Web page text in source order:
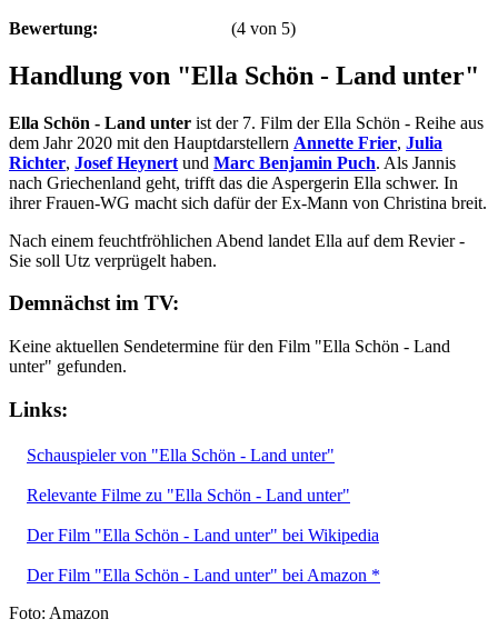
Bewertung: (4 von 5)
Handlung von "Ella Schön - Land unter"
Ella Schön - Land unter ist der 7. Film der Ella Schön - Reihe aus
dem Jahr 2020 mit den Hauptdarstellern Annette Frier, Julia
Richter, Josef Heynert und Marc Benjamin Puch. Als Jannis
nach Griechenland geht, trifft das die Aspergerin Ella schwer. In
ihrer Frauen-WG macht sich dafür der Ex-Mann von Christina breit.
Nach einem feuchtfröhlichen Abend landet Ella auf dem Revier -
Sie soll Utz verprügelt haben.
Demnächst im TV:
Keine aktuellen Sendetermine für den Film "Ella Schön - Land
unter" gefunden.
Links:
Schauspieler von "Ella Schön - Land unter"
Relevante Filme zu "Ella Schön - Land unter"
Der Film "Ella Schön - Land unter" bei Wikipedia
Der Film "Ella Schön - Land unter" bei Amazon *
Foto: Amazon